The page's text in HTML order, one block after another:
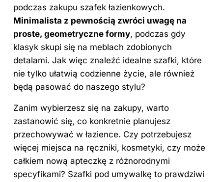
podczas zakupu szafek łazienkowych.
Minimalista z pewnością zwróci uwagę na
proste, geometryczne formy, podczas gdy
klasyk skupi się na meblach zdobionych
detalami. Jak więc znaleźć idealne szafki, które
nie tylko ułatwią codzienne życie, ale również
będą pasować do naszego stylu?
Zanim wybierzesz się na zakupy, warto
zastanowić się, co konkretnie planujesz
przechowywać w łazience. Czy potrzebujesz
więcej miejsca na ręczniki, kosmetyki, czy może
całkiem nową apteczkę z różnorodnymi
specyfikami? Szafki pod umywalkę to prawdziwi